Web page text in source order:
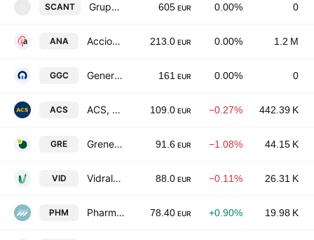
SCANT Grupo Antagon Inversiones Inmobiliarias 2025 SOCIMI SA 605 EUR 0.00% 0
ANA Acciona SA 213.0 EUR 0.00% 1.2 M
GGC General de Galerias Comerciales SA 161 EUR 0.00% 0
ACS ACS, Actividades de Construccion y Servicios SA 109.0 EUR −0.27% 442.39 K
GRE Grenergy Renovables S.A 91.6 EUR −1.08% 44.15 K
VID Vidrala SA 88.0 EUR −0.11% 26.31 K
PHM Pharma Mar SA 78.40 EUR +0.90% 19.98 K